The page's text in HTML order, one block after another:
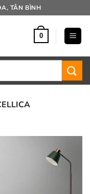
TÂN BÌNH
0